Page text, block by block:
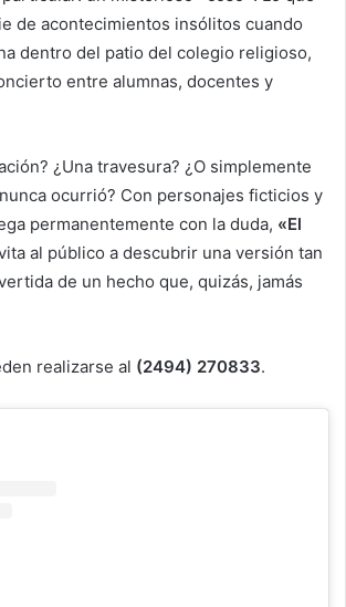
de acontecimientos insólitos cuando
dentro del patio del colegio religioso,
entre alumnas, docentes y
¿Una travesura? ¿O simplemente
ocurrió? Con personajes ficticios y
permanentemente con la duda, «El
al público a descubrir una versión tan
de un hecho que, quizás, jamás
realizarse al (2494) 270833.